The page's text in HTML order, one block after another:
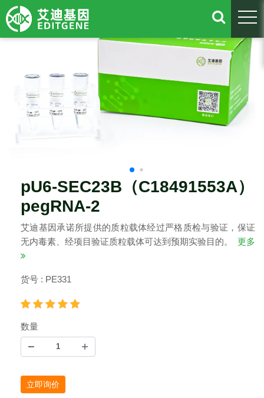
pU6-SEC23B（C18491553A）
pegRNA-2
艾迪基因承诺所提供的质粒载体经过严格质检与验证，保证
无内毒素、经项目验证质粒载体可达到预期实验目的。
更多
货号 : PE331
数量
立即询价